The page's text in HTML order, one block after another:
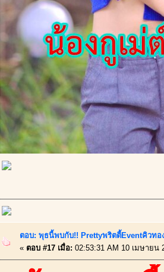
ตอบ: พุธนี้พบกับ!! Prettyพริตตี้Eventคิวทอ
« ตอบ #17 เมื่อ: 02:53:31 AM 10 เมษายน